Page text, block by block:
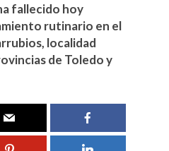
fallecido hoy
rutinario en el
localidad
de Toledo y